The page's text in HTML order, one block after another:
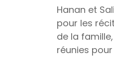
Hanan et
pour les
de la
réunies